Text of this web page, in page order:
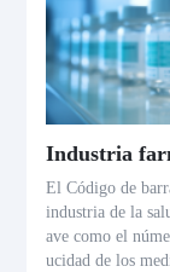
Industria
El Código de
industria de la
ave como el
ucidad de los